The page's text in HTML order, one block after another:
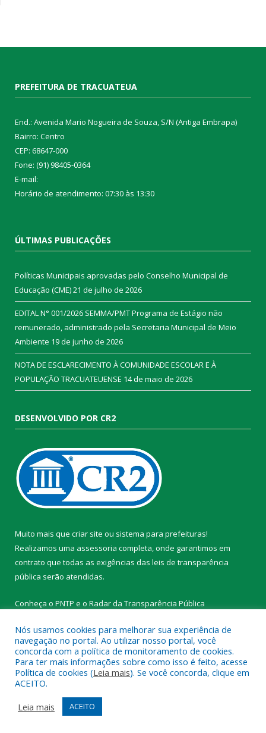
PREFEITURA DE TRACUATEUA
End.: Avenida Mario Nogueira de Souza, S/N (Antiga Embrapa)
Bairro: Centro
CEP: 68647-000
Fone: (91) 98405-0364
E-mail:
Horário de atendimento: 07:30 às 13:30
ÚLTIMAS PUBLICAÇÕES
Políticas Municipais aprovadas pelo Conselho Municipal de
Educação (CME)21 de julho de 2026
EDITAL N° 001/2026 SEMMA/PMT Programa de Estágio não
remunerado, administrado pela Secretaria Municipal de Meio
Ambiente 19 de junho de 2026
NOTA DE ESCLARECIMENTO À COMUNIDADE ESCOLAR E À
POPULAÇÃO TRACUATEUENSE 14 de maio de 2026
DESENVOLVIDO POR CR2
Muito mais que criar site ou sistema para prefeituras!
Realizamos uma assessoria completa, onde garantimos em
contrato que todas as exigências das leis de transparência
pública serão atendidas.
Conheça o PNTP e o Radar da Transparência Pública
Todos os direitos reservados a Prefeitura Municipal de
Tracuateua.
Mapa do Site
Acessar Área Administrativa
Acessar Webmail
Nós usamos cookies para melhorar sua experiência de
navegação no portal. Ao utilizar nosso portal, você
concorda com a política de monitoramento de cookies.
Para ter mais informações sobre como isso é feito, acesse
Política de cookies (Leia mais). Se você concorda, clique em
ACEITO.
Leia mais
ACEITO